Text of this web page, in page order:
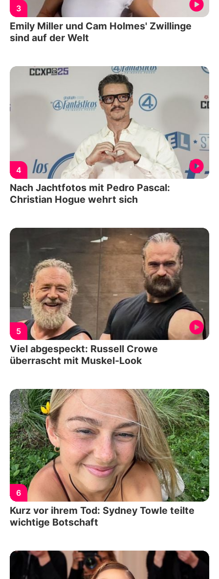
3
Emily Miller und Cam Holmes' Zwillinge
sind auf der Welt
4
Nach Jachtfotos mit Pedro Pascal:
Christian Hogue wehrt sich
5
Viel abgespeckt: Russell Crowe
überrascht mit Muskel-Look
6
Kurz vor ihrem Tod: Sydney Towle teilte
wichtige Botschaft